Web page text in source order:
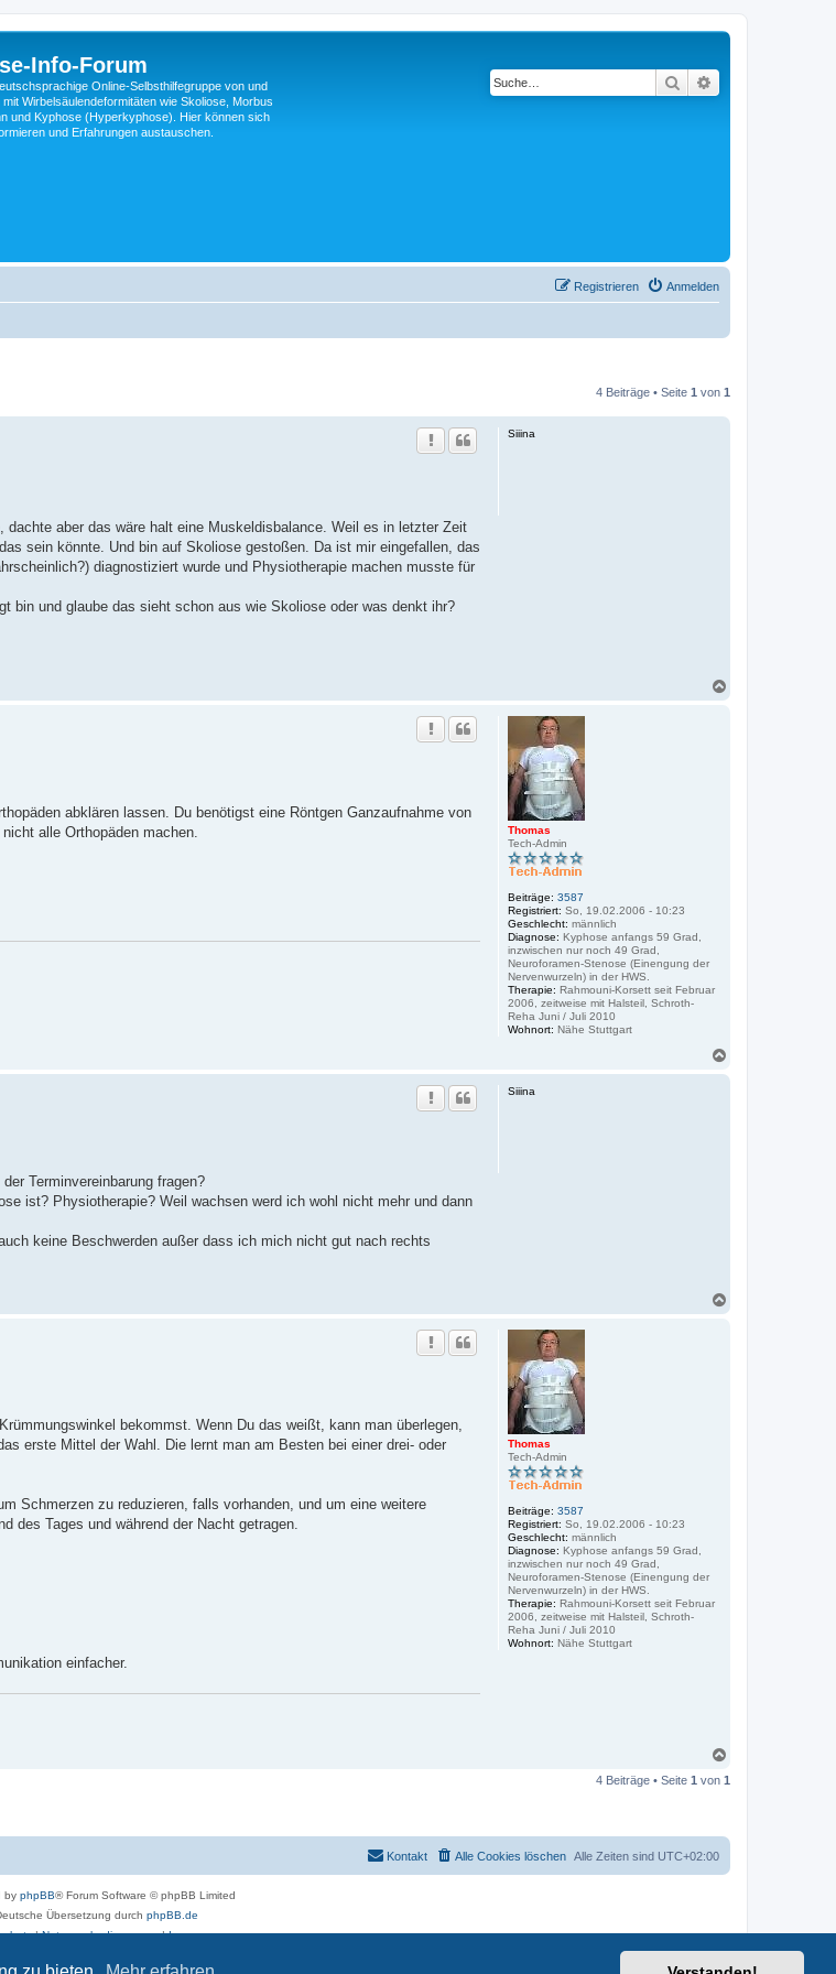
Info-Forum
Online-Selbsthilfegruppe von und
mit Wirbelsäulendeformitäten wie Skoliose, Morbus
und Kyphose (Hyperkyphose). Hier können sich
und Erfahrungen austauschen.
Suche
Anmelden
Registrieren
4 Beiträge • Seite 1 von 1
Siiina
aber das wäre halt eine Muskeldisbalance. Weil es in letzter Zeit
sein könnte. Und bin auf Skoliose gestoßen. Da ist mir eingefallen, das
diagnostiziert wurde und Physiotherapie machen musste für
bin und glaube das sieht schon aus wie Skoliose oder was denkt ihr?
Thomas
Tech-Admin
Beiträge: 3587
Registriert: So, 19.02.2006 - 10:23
Geschlecht: männlich
Diagnose: Kyphose anfangs 59 Grad,
inzwischen nur noch 49 Grad,
Neuroforamen-Stenose (Einengung der
Nervenwurzeln) in der HWS.
Therapie: Rahmouni-Korsett seit Februar
2006, zeitweise mit Halsteil, Schroth-
Reha Juni / Juli 2010
Wohnort: Nähe Stuttgart
abklären lassen. Du benötigst eine Röntgen Ganzaufnahme von
alle Orthopäden machen.
Siiina
Terminvereinbarung fragen?
ist? Physiotherapie? Weil wachsen werd ich wohl nicht mehr und dann
keine Beschwerden außer dass ich mich nicht gut nach rechts
Thomas
Tech-Admin
Beiträge: 3587
Registriert: So, 19.02.2006 - 10:23
Geschlecht: männlich
Diagnose: Kyphose anfangs 59 Grad,
inzwischen nur noch 49 Grad,
Neuroforamen-Stenose (Einengung der
Nervenwurzeln) in der HWS.
Therapie: Rahmouni-Korsett seit Februar
2006, zeitweise mit Halsteil, Schroth-
Reha Juni / Juli 2010
Wohnort: Nähe Stuttgart
bekommst. Wenn Du das weißt, kann man überlegen,
erste Mittel der Wahl. Die lernt man am Besten bei einer drei- oder
Schmerzen zu reduzieren, falls vorhanden, und um eine weitere
des Tages und während der Nacht getragen.
einfacher.
c
e
4 Beiträge • Seite 1 von 1
Alle Zeiten sind UTC+02:00
Alle Cookies löschen
Kontakt
by phpBB® Forum Software © phpBB Limited
Übersetzung durch phpBB.de
|Nutzungsbedingungen|Impressum